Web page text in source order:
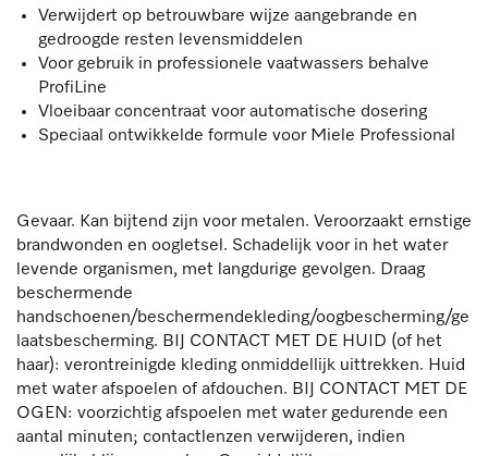
Verwijdert op betrouwbare wijze aangebrande en
gedroogde resten levensmiddelen
Voor gebruik in professionele vaatwassers behalve
ProfiLine
Vloeibaar concentraat voor automatische dosering
Speciaal ontwikkelde formule voor Miele Professional
Gevaar. Kan bijtend zijn voor metalen. Veroorzaakt ernstige
brandwonden en oogletsel. Schadelijk voor in het water
levende organismen, met langdurige gevolgen. Draag
beschermende
handschoenen/beschermendekleding/oogbescherming/ge
laatsbescherming. BIJ CONTACT MET DE HUID (of het
haar): verontreinigde kleding onmiddellijk uittrekken. Huid
met water afspoelen of afdouchen. BIJ CONTACT MET DE
OGEN: voorzichtig afspoelen met water gedurende een
aantal minuten; contactlenzen verwijderen, indien